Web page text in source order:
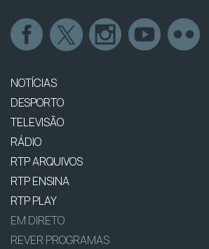
NOTÍCIAS
DESPORTO
TELEVISÃO
RÁDIO
RTP ARQUIVOS
RTP ENSINA
RTP PLAY
EM DIRETO
REVER PROGRAMAS